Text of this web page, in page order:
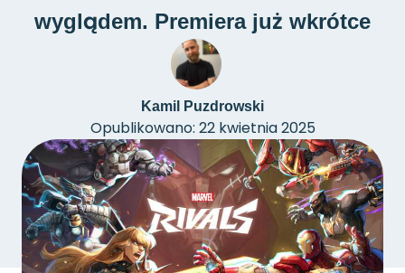
wyglądem. Premiera już wkrótce
Kamil Puzdrowski
Opublikowano: 22 kwietnia 2025